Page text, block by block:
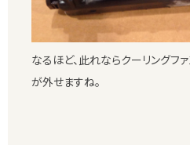
なるほど、此れならクーリングフ
が外せますね。